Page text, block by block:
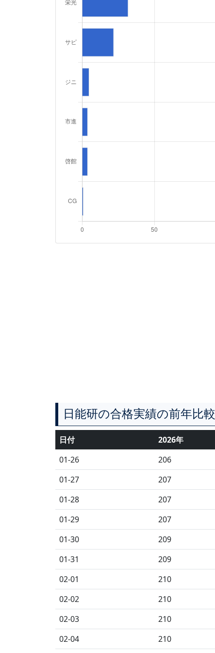
日能研の合格実績の前年比較
日付 2026年
01-26
206
01-27
207
01-28
207
01-29
207
01-30
209
01-31
209
02-01
210
02-02
210
02-03
210
02-04
210